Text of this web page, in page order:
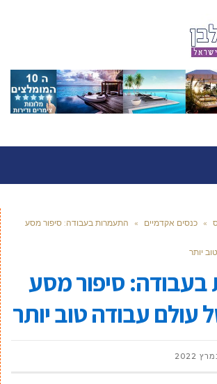
» כנסים אקדמיים » התעמרות בעבודה: סיפור מסע
יותר
סיפור מסע
עולם עבודה טוב יותר